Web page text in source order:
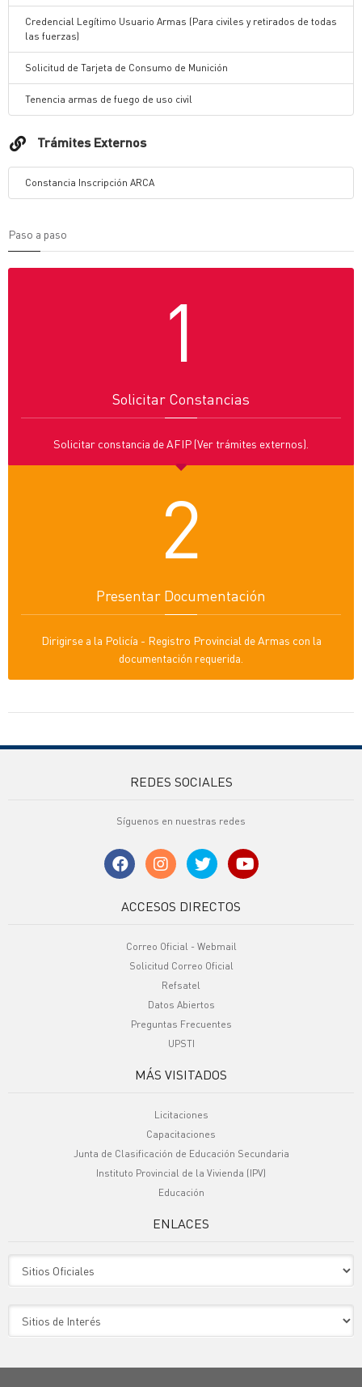
Credencial Legítimo Usuario Armas (Para civiles y retirados de todas
las fuerzas)
Solicitud de Tarjeta de Consumo de Munición
Tenencia armas de fuego de uso civil
Trámites Externos
Constancia Inscripción ARCA
Paso a paso
1
Solicitar Constancias
Solicitar constancia de AFIP (Ver trámites externos).
2
Presentar Documentación
Dirigirse a la Policía - Registro Provincial de Armas con la
documentación requerida.
REDES SOCIALES
Síguenos en nuestras redes
ACCESOS DIRECTOS
Correo Oficial - Webmail
Solicitud Correo Oficial
Refsatel
Datos Abiertos
Preguntas Frecuentes
UPSTI
MÁS VISITADOS
Licitaciones
Capacitaciones
Junta de Clasificación de Educación Secundaria
Instituto Provincial de la Vivienda (IPV)
Educación
ENLACES